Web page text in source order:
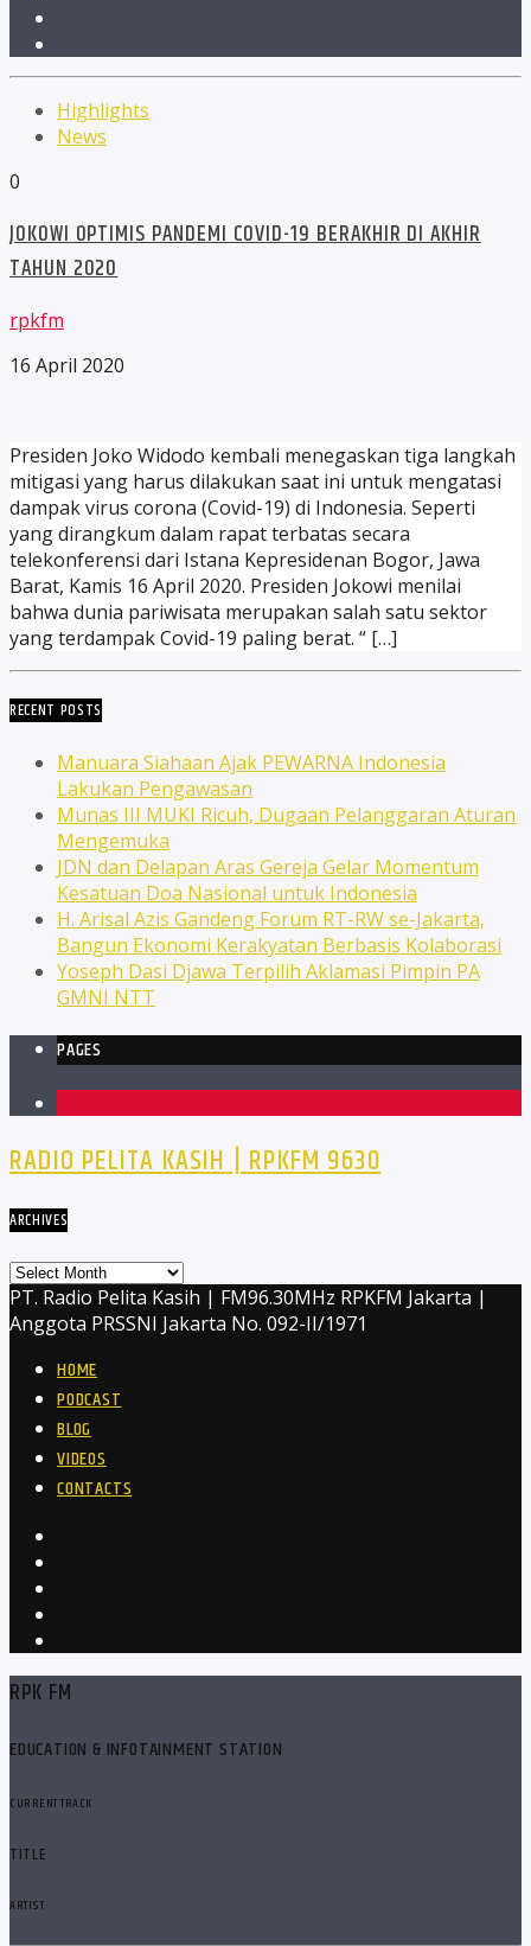
Highlights
News
0
JOKOWI OPTIMIS PANDEMI COVID-19 BERAKHIR DI AKHIR
TAHUN 2020
rpkfm
16 April 2020
Presiden Joko Widodo kembali menegaskan tiga langkah
mitigasi yang harus dilakukan saat ini untuk mengatasi
dampak virus corona (Covid-19) di Indonesia. Seperti
yang dirangkum dalam rapat terbatas secara
telekonferensi dari Istana Kepresidenan Bogor, Jawa
Barat, Kamis 16 April 2020. Presiden Jokowi menilai
bahwa dunia pariwisata merupakan salah satu sektor
yang terdampak Covid-19 paling berat. “ […]
RECENT POSTS
Manuara Siahaan Ajak PEWARNA Indonesia
Lakukan Pengawasan
Munas III MUKI Ricuh, Dugaan Pelanggaran Aturan
Mengemuka
JDN dan Delapan Aras Gereja Gelar Momentum
Kesatuan Doa Nasional untuk Indonesia
H. Arisal Azis Gandeng Forum RT-RW se-Jakarta,
Bangun Ekonomi Kerakyatan Berbasis Kolaborasi
Yoseph Dasi Djawa Terpilih Aklamasi Pimpin PA
GMNI NTT
PAGES
RADIO PELITA KASIH | RPKFM 9630
ARCHIVES
Archives
PT. Radio Pelita Kasih | FM96.30MHz RPKFM Jakarta |
Anggota PRSSNI Jakarta No. 092-II/1971
HOME
PODCAST
BLOG
VIDEOS
CONTACTS
RPK FM
EDUCATION & INFOTAINMENT STATION
CURRENT TRACK
TITLE
ARTIST